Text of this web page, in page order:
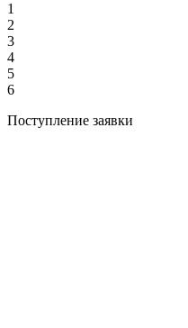
1
2
3
4
5
6
Поступление заявки